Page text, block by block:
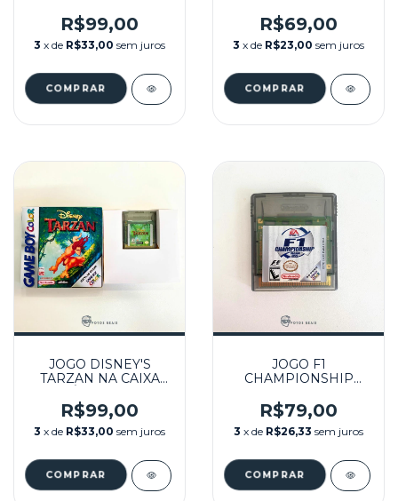
NA CAIXA REPRÔ
SEMINOVO - GBC
R$99,00
3 x de R$33,00 sem juros
SEMINOVO - GBC
R$69,00
3 x de R$23,00 sem juros
JOGO DISNEY'S
TARZAN NA CAIXA
GBC
R$99,00
3 x de R$33,00 sem juros
JOGO F1
CHAMPIONSHIP
SEMINOVO - GBC
R$79,00
3 x de R$26,33 sem juros